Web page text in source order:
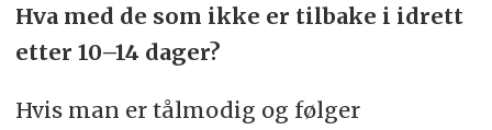
Hva med de som ikke er tilbake i idrett
etter 10–14 dager?
Hvis man er tålmodig og følger